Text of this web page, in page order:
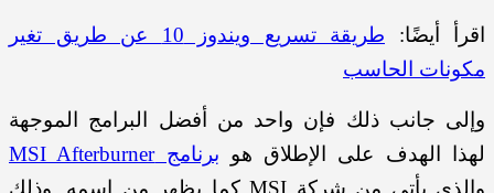
اقرأ أيضًا:
طريقة تسريع ويندوز 10 عن طريق تغير
مكونات الحاسب
وإلى جانب ذلك فإن واحد من أفضل البرامج الموجهة
لهذا الهدف على الإطلاق هو برنامج MSI Afterburner
والذي يأتي من شركة MSI كما يظهر من اسمه. وذلك